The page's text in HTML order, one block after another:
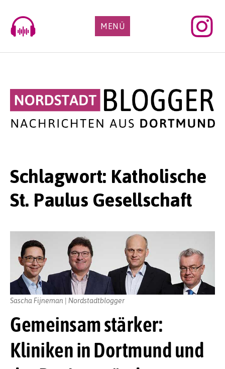
content
MENÜ
Schlagwort: Katholische
St. Paulus Gesellschaft
Gemeinsam stärker:
Kliniken in Dortmund und
Sascha Fijneman | Nordstadtblogger